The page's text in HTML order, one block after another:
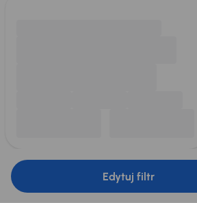
Edytuj filtr